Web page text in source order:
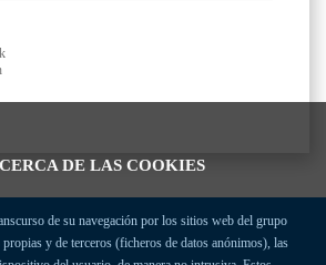
DE LAS COOKIES
de su navegación por los sitios web del grupo
y de terceros (ficheros de datos anónimos), las